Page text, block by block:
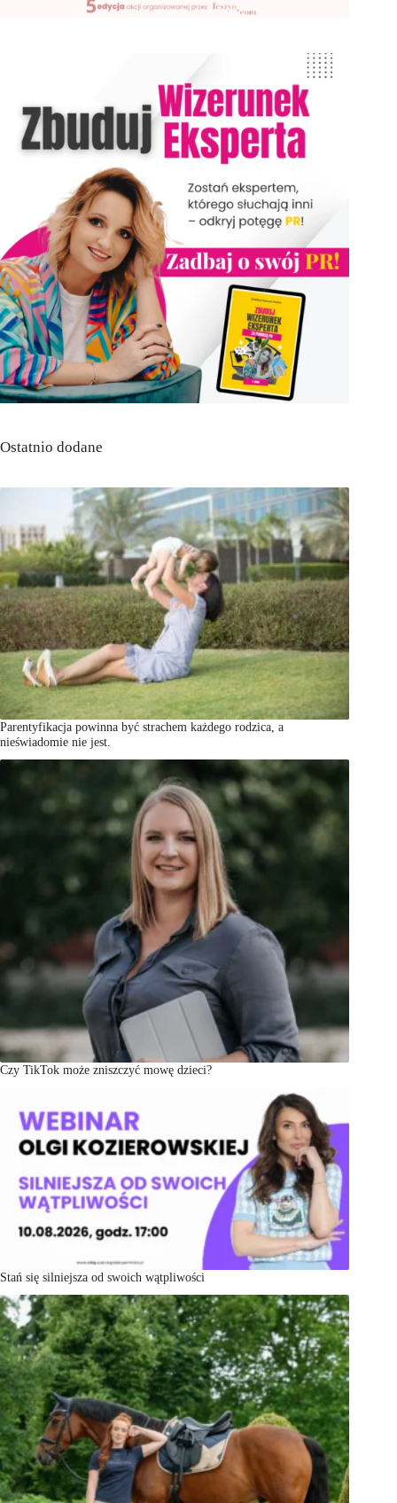
Ostatnio dodane
Parentyfikacja powinna być strachem każdego rodzica, a
nieświadomie nie jest.
Czy TikTok może zniszczyć mowę dzieci?
Stań się silniejsza od swoich wątpliwości